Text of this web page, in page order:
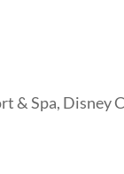
& Spa, Disney